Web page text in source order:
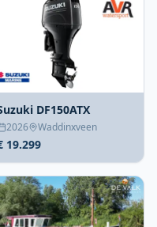
DF150ATX
2026 Waddinxveen
19.299